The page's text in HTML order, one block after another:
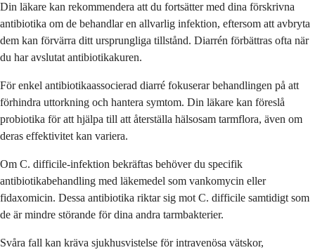
Din läkare kan rekommendera att du fortsätter med dina förskrivna
antibiotika om de behandlar en allvarlig infektion, eftersom att avbryta
dem kan förvärra ditt ursprungliga tillstånd. Diarrén förbättras ofta när
du har avslutat antibiotikakuren.
För enkel antibiotikaassocierad diarré fokuserar behandlingen på att
förhindra uttorkning och hantera symtom. Din läkare kan föreslå
probiotika för att hjälpa till att återställa hälsosam tarmflora, även om
deras effektivitet kan variera.
Om C. difficile-infektion bekräftas behöver du specifik
antibiotikabehandling med läkemedel som vankomycin eller
fidaxomicin. Dessa antibiotika riktar sig mot C. difficile samtidigt som
de är mindre störande för dina andra tarmbakterier.
Svåra fall kan kräva sjukhusvistelse för intravenösa vätskor,